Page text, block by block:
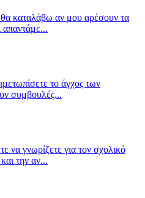
καταλάβω αν μου αρέσουν τα
απαντάμε...
το άγχος των
συμβουλές...
να γνωρίζετε για τον σχολικό
την αν...